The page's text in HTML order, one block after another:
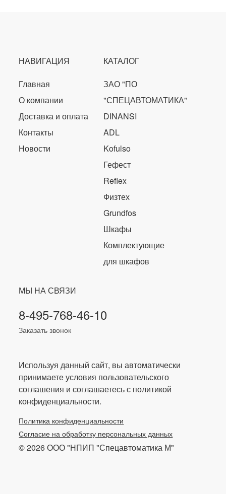
НАВИГАЦИЯ
Главная
О компании
Доставка и оплата
Контакты
Новости
КАТАЛОГ
ЗАО "ПО
"СПЕЦАВТОМАТИКА"
DINANSI
ADL
Kofulso
Гефест
Reflex
Физтех
Grundfos
Шкафы
Комплектующие
для шкафов
МЫ НА СВЯЗИ
8-495-768-46-10
Заказать звонок
Используя данный сайт, вы автоматически
принимаете условия пользовательского
соглашения и соглашаетесь с политикой
конфиденциальности.
Политика конфиденциальности
Согласие на обработку персональных данных
© 2026 ООО "НПИП "Спецавтоматика М"